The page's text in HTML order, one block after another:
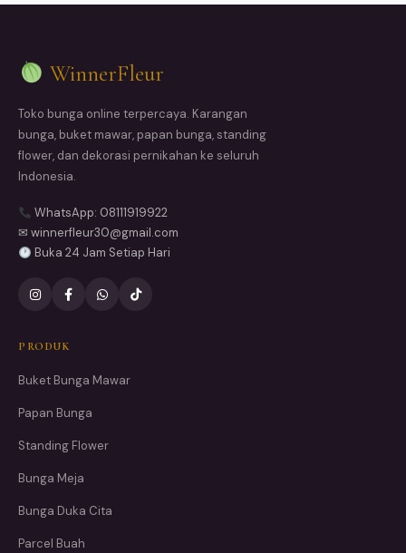
WinnerFleur
Toko bunga online terpercaya. Karangan
bunga, buket mawar, papan bunga, standing
flower, dan dekorasi pernikahan ke seluruh
Indonesia.
WhatsApp: 08111919922
✉ winnerfleur30@gmail.com
Buka 24 Jam Setiap Hari
PRODUK
Buket Bunga Mawar
Papan Bunga
Standing Flower
Bunga Meja
Bunga Duka Cita
Parcel Buah